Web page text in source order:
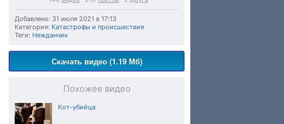
Добавлено: 31 июля 2021 в 17:13
Категория: Катастрофы и происшествия
Теги: Нежданчик
Скачать видео (1.19 Мб)
Похожее видео
Кот-убийца